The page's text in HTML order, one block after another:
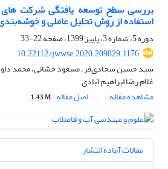
بررسی سطح توسعه ‏یافتگی شرکت
استفاده از روش تحلیل عاملی و
دوره 5، شماره 3، پاییز 1399، صفحه
22-33
10.22112/jwwse.2020.209829.1176
سید حسین سجادی‌فر، مسعود خشائی، محمد
غلام رضا ابراهیم آبادی
مشاهده مقاله
اصل مقاله 1.43 M
مقالات آماده انتشار